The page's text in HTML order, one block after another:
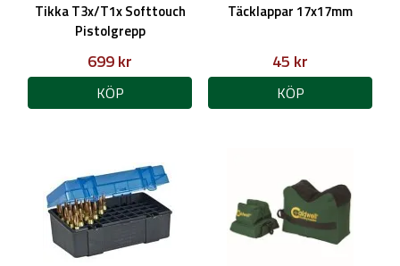
Tikka T3x/T1x Softtouch
Pistolgrepp
699 kr
KÖP
Täcklappar 17x17mm
45 kr
KÖP